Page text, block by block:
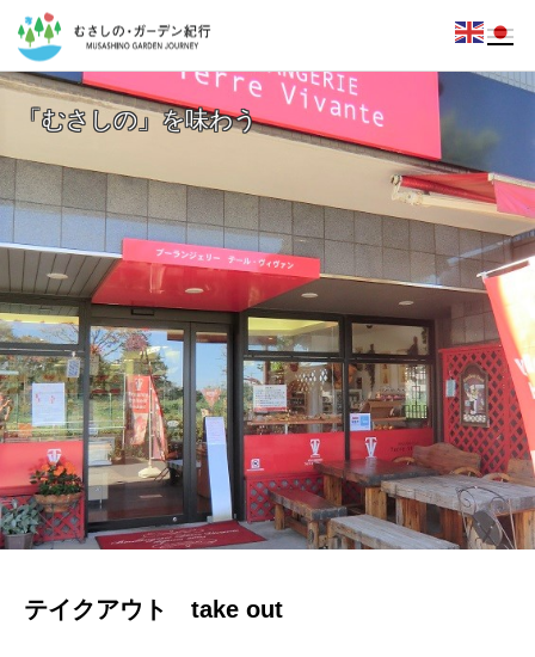
「むさしの」を味わう
テイクアウト take out